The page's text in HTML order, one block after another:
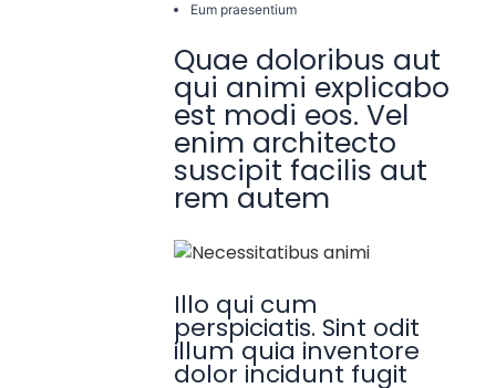
Eum praesentium
Quae doloribus aut
qui animi explicabo
est modi eos. Vel
enim architecto
suscipit facilis aut
rem autem
Illo qui cum
perspiciatis. Sint odit
illum quia inventore
dolor incidunt fugit